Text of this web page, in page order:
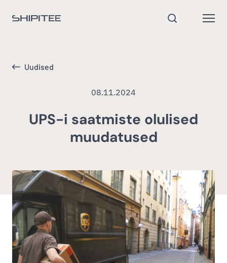
Mine avalehele
Uudised
08.11.2024
UPS-i saatmiste olulised
muudatused